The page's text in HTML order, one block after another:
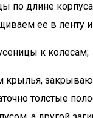
по длине
ее в ленту
к колесам;
крылья,
толстые